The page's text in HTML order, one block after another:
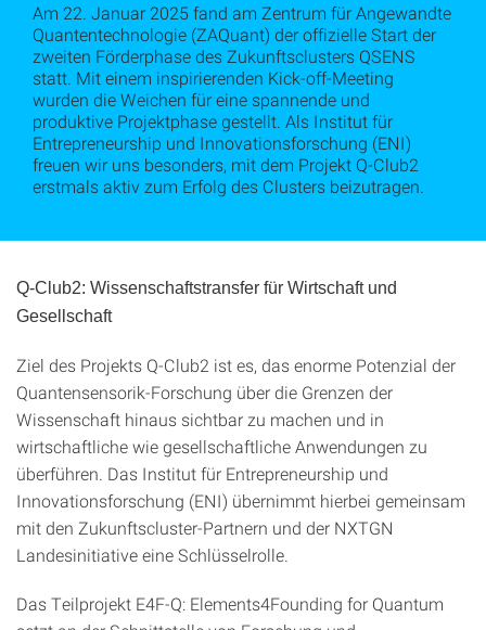
Am 22. Januar 2025 fand am Zentrum für Angewandte
Quantentechnologie (ZAQuant) der offizielle Start der
zweiten Förderphase des Zukunftsclusters QSENS
statt. Mit einem inspirierenden Kick-off-Meeting
wurden die Weichen für eine spannende und
produktive Projektphase gestellt. Als Institut für
Entrepreneurship und Innovationsforschung (ENI)
freuen wir uns besonders, mit dem Projekt Q-Club2
erstmals aktiv zum Erfolg des Clusters beizutragen.
Q-Club2: Wissenschaftstransfer für Wirtschaft und
Gesellschaft
Ziel des Projekts Q-Club2 ist es, das enorme Potenzial der
Quantensensorik-Forschung über die Grenzen der
Wissenschaft hinaus sichtbar zu machen und in
wirtschaftliche wie gesellschaftliche Anwendungen zu
überführen. Das Institut für Entrepreneurship und
Innovationsforschung (ENI) übernimmt hierbei gemeinsam
mit den Zukunftscluster-Partnern und der NXTGN
Landesinitiative eine Schlüsselrolle.
Das Teilprojekt E4F-Q: Elements4Founding for Quantum